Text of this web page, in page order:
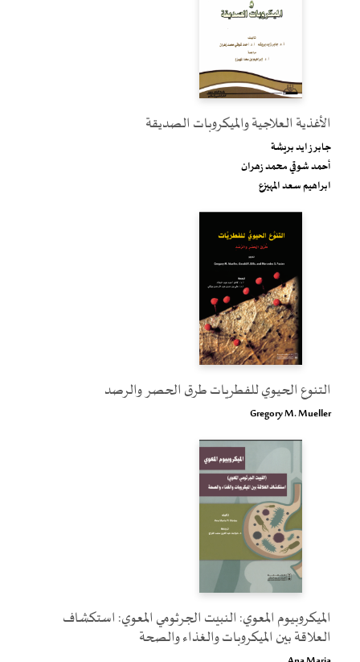
الأغذية العلاجية والميكروبات الصديقة
جابر زايد بريشة
أحمد شوقي محمد زهران
ابراهيم سعد المهيزع
التنوع الحيوي للفطريات طرق الحصر والرصد
Gregory M. Mueller
الميكروبيوم المعوي: النبيت الجرثومي المعوي: استكشاف
العلاقة بين الميكروبات والغذاء والصحة